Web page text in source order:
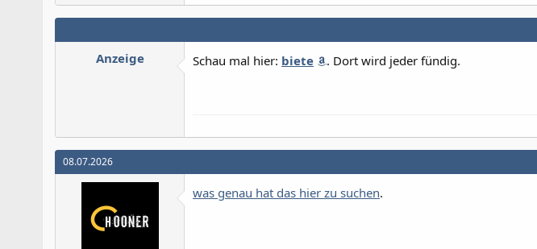
Anzeige Schau mal hier: biete . Dort wird jeder fündig.
08.07.2026
was genau hat das hier zu suchen.